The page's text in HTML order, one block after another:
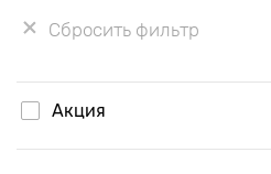
Сбросить фильтр
Акция